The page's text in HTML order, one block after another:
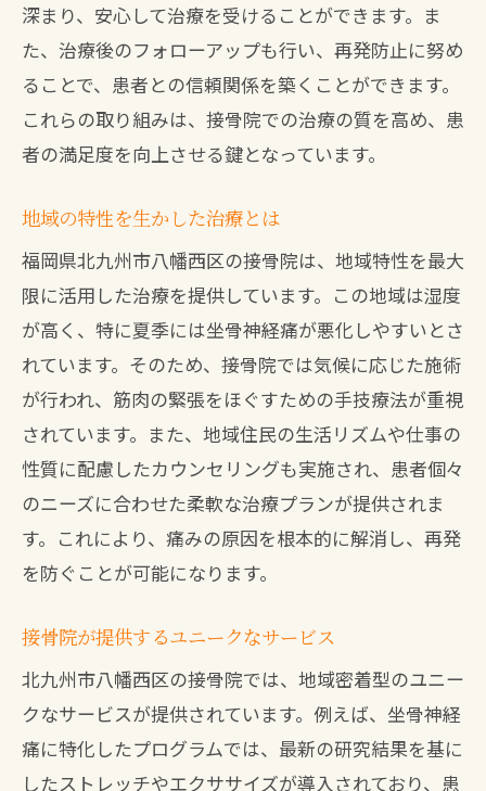
深まり、安心して治療を受けることができます。ま
た、治療後のフォローアップも行い、再発防止に努め
ることで、患者との信頼関係を築くことができます。
これらの取り組みは、接骨院での治療の質を高め、患
者の満足度を向上させる鍵となっています。
地域の特性を生かした治療とは
福岡県北九州市八幡西区の接骨院は、地域特性を最大
限に活用した治療を提供しています。この地域は湿度
が高く、特に夏季には坐骨神経痛が悪化しやすいとさ
れています。そのため、接骨院では気候に応じた施術
が行われ、筋肉の緊張をほぐすための手技療法が重視
されています。また、地域住民の生活リズムや仕事の
性質に配慮したカウンセリングも実施され、患者個々
のニーズに合わせた柔軟な治療プランが提供されま
す。これにより、痛みの原因を根本的に解消し、再発
を防ぐことが可能になります。
接骨院が提供するユニークなサービス
北九州市八幡西区の接骨院では、地域密着型のユニー
クなサービスが提供されています。例えば、坐骨神経
痛に特化したプログラムでは、最新の研究結果を基に
したストレッチやエクササイズが導入されており、患